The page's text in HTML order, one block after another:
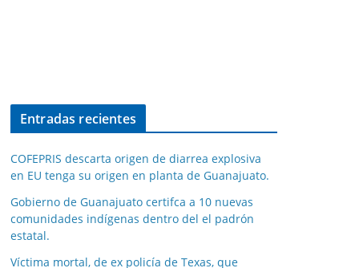
Entradas recientes
COFEPRIS descarta origen de diarrea explosiva
en EU tenga su origen en planta de Guanajuato.
Gobierno de Guanajuato certifca a 10 nuevas
comunidades indígenas dentro del el padrón
estatal.
Víctima mortal, de ex policía de Texas, que